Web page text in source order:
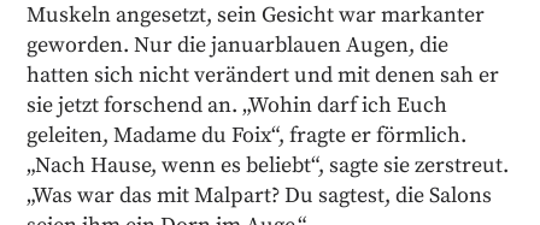
Muskeln angesetzt, sein Gesicht war markanter
geworden. Nur die januarblauen Augen, die
hatten sich nicht verändert und mit denen sah er
sie jetzt forschend an. „Wohin darf ich Euch
geleiten, Madame du Foix“, fragte er förmlich.
„Nach Hause, wenn es beliebt“, sagte sie zerstreut.
„Was war das mit Malpart? Du sagtest, die Salons